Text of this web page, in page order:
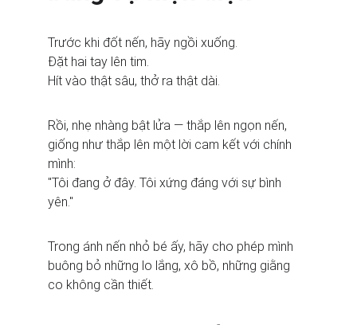
Trước khi đốt nến, hãy ngồi xuống.
Đặt hai tay lên tim.
Hít vào thật sâu, thở ra thật dài.
Rồi, nhẹ nhàng bật lửa — thắp lên ngọn nến,
giống như thắp lên một lời cam kết với chính
mình:
"Tôi đang ở đây. Tôi xứng đáng với sự bình
yên."
Trong ánh nến nhỏ bé ấy, hãy cho phép mình
buông bỏ những lo lắng, xô bồ, những giằng
co không cần thiết.